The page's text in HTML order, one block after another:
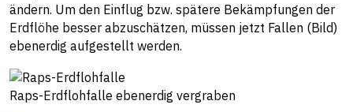
ändern. Um den Einflug bzw. spätere Bekämpfungen der
Erdflöhe besser abzuschätzen, müssen jetzt Fallen (Bild)
ebenerdig aufgestellt werden.
Raps-Erdflohfalle ebenerdig vergraben